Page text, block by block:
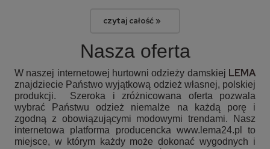
czytaj całość »
Nasza oferta
W naszej internetowej hurtowni odzieży damskiej LEMA
znajdziecie Państwo wyjątkową odzież własnej, polskiej
produkcji. Szeroka i zróżnicowana oferta pozwala
wybrać Państwu odzież niemalże na każdą porę i
zgodną z obowiązującymi modowymi trendami. Nasz
internetowa platforma producencka www.lema24.pl to
miejsce, w którym każdy może dokonać wygodnych i